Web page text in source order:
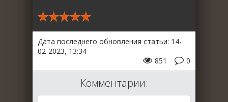
Дата последнего обновления статьи: 14-
02-2023, 13:34
0
851
Комментарии: